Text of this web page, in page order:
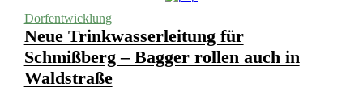
Dorfentwicklung
Neue Trinkwasserleitung für
Schmißberg – Bagger rollen auch in
Waldstraße